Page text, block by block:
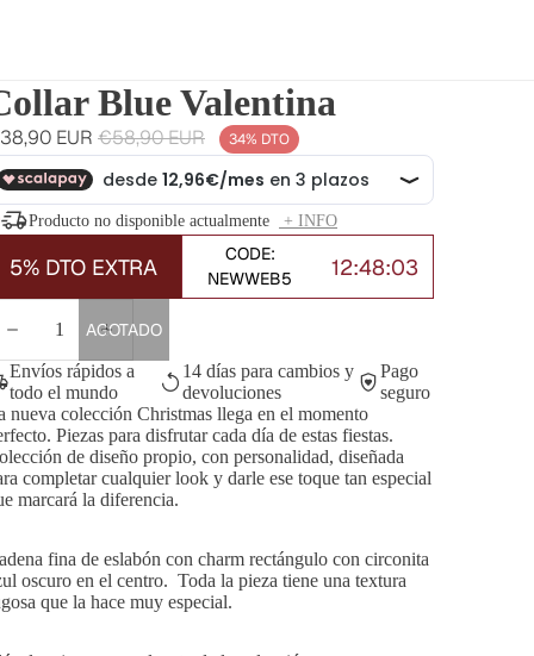
Blue Valentina
EUR Precio
habitual
€58,90 EUR 34% DTO
Producto no disponible actualmente + INFO
5% DTO EXTRA
CODE:
NEWWEB5
12:48:01
DISMINUIR
AUMENTAR
AGOTADO
Envíos rápidos a
todo el mundo
14 días para cambios y
devoluciones
Pago
seguro
nueva colección Christmas llega en el momento
Piezas para disfrutar cada día de estas fiestas.
de diseño propio, con personalidad, diseñada
completar cualquier look y darle ese toque tan especial
marcará la diferencia.
fina de eslabón con charm rectángulo con circonita
oscuro en el centro. Toda la pieza tiene una textura
que la hace muy especial.